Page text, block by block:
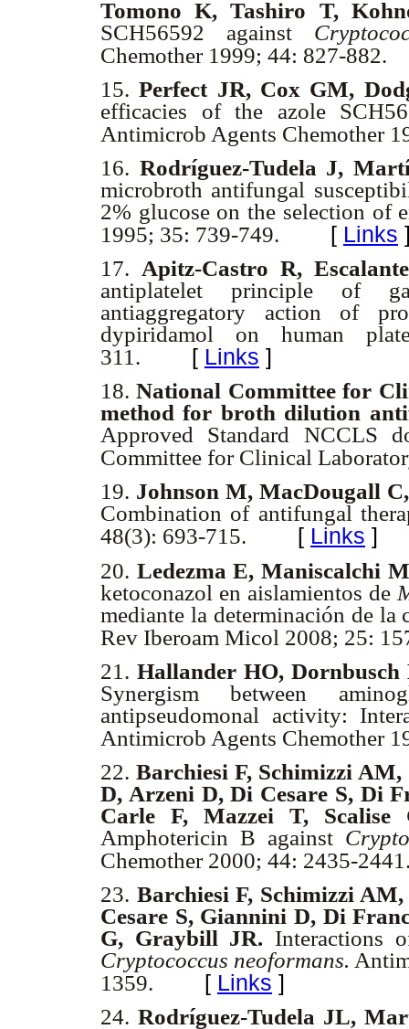
Tomono K, Tashiro T,
SCH56592 against
Chemother 1999; 44: 827-882.
15.Perfect JR, Cox GM,
efficacies of the azole
Antimicrob Agents Chemother
16. Rodríguez-Tudela J,
microbroth antifungal
2% glucose on the selection of
1995; 35: 739-749. [ Links
17. Apitz-Castro R,
antiplatelet principle of
antiaggregatory action of
dypiridamol on human
311. [ Links ]
18.National Committee for
method for broth dilution
Approved Standard NCCLS
Committee for Clinical
19. Johnson M, MacDougall
Combination of antifungal
48(3): 693-715. [ Links ]
20. Ledezma E, Maniscalchi
ketoconazol en aislamientos de
mediante la determinación de
Rev Iberoam Micol 2008; 25:
21. Hallander HO,
Synergism between
antipseudomonal activity:
Antimicrob Agents Chemother
22. Barchiesi F, Schimizzi
D, Arzeni D, Di Cesare S, Di
Carle F, Mazzei T, Scalise
Amphotericin B against
Chemother 2000; 44: 2435-
23. Barchiesi F, Schimizzi
Cesare S, Giannini D, Di
G, Graybill JR. Interactions
Cryptococcus neoformans.
1359. [ Links ]
24.Rodríguez-Tudela JL,